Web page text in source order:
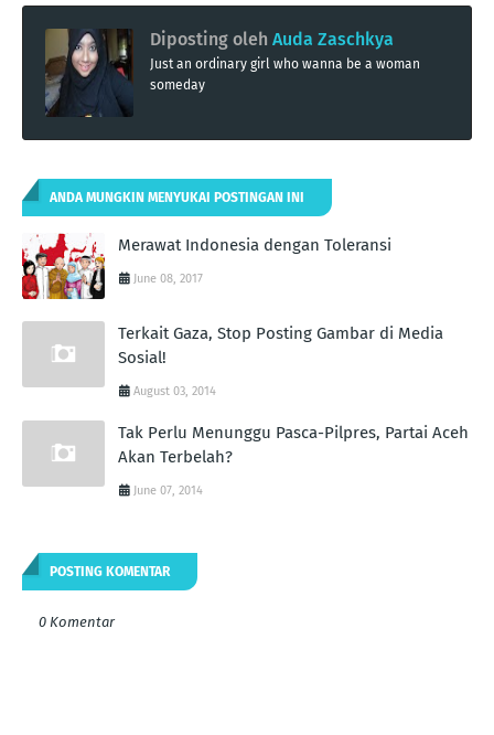
Diposting oleh Auda Zaschkya
Just an ordinary girl who wanna be a woman
someday
ANDA MUNGKIN MENYUKAI POSTINGAN INI
Merawat Indonesia dengan Toleransi
June 08, 2017
Terkait Gaza, Stop Posting Gambar di Media
Sosial!
August 03, 2014
Tak Perlu Menunggu Pasca-Pilpres, Partai Aceh
Akan Terbelah?
June 07, 2014
POSTING KOMENTAR
0 Komentar